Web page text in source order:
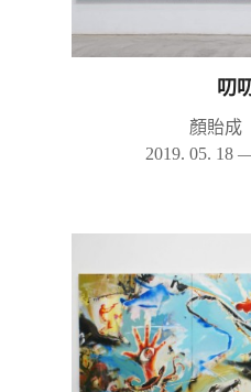
叨
顏貽成
2019. 05. 18